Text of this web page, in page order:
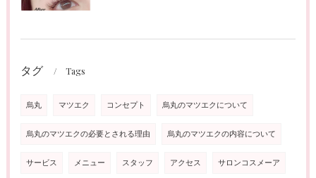
タグ Tags
烏丸 マツエク コンセプト 烏丸のマツエクについて
烏丸のマツエクの必要とされる理由 烏丸のマツエクの内容について
サービス メニュー スタッフ アクセス サロンコスメーア